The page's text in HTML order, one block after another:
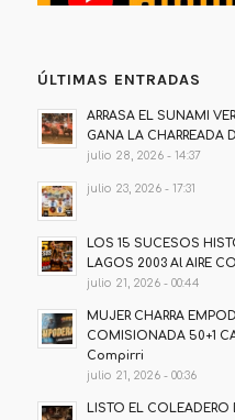
ÚLTIMAS ENTRADAS
ARRASA EL SUNAMI
GANA LA CHARREADA
julio 28, 2026 - 14:37
julio 23, 2026 - 17:31
LOS 15 SUCESOS
LAGOS 2003 Al AIRE
julio 21, 2026 - 00:44
MUJER CHARRA
COMISIONADA 50+1
Compirri
julio 21, 2026 - 00:36
LISTO EL COLEADERO